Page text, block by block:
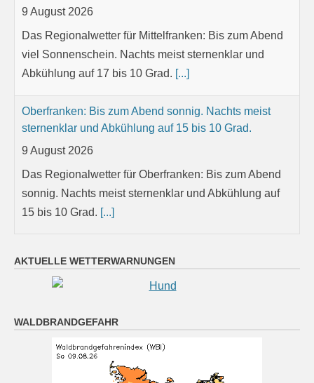
Oberfranken: Bis zum Abend sonnig. Nachts meist
sternenklar und Abkühlung auf 15 bis 10 Grad.
9 August 2026
Das Regionalwetter für Oberfranken: Bis zum Abend
sonnig. Nachts meist sternenklar und Abkühlung auf
15 bis 10 Grad. [...]
Niederbayern: Bis zum Abend sonnig. Nachts meist
sternenklar und Abkühlung auf 17 bis 11 Grad.
9 August 2026
und Abkühlung auf 15 bis 10 Grad.
9 August 2026
Das Regionalwetter für Oberpfalz: Bis zum Abend
AKTUELLE WETTERWARNUNGEN
WALDBRANDGEFAHR